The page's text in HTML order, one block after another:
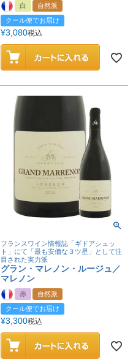
白
自然派
クール便でお届け
¥3,080税込
フランスワイン情報誌「ギドアシェッ
ト」にて「最も安価な３ツ星」として注
目された実力派
グラン・マレノン・ルージュ／
マレノン
赤
自然派
クール便でお届け
¥3,300税込